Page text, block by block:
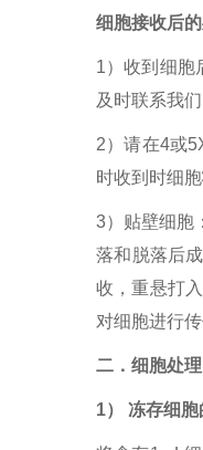
细胞接收后
1）收到细胞
及时联系我
2）请在4或
时收到时细
3）贴壁细胞
落和脱落后
收，重悬打
对细胞进行
二．细胞处
1） 冻存细